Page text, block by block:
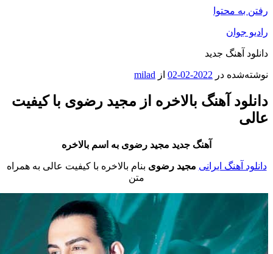
محتوا
آهنگ جدید
در 2022-02-02 ازmilad
آهنگ بالاخره از مجید رضوی با کیفیت
آهنگ جدید مجید رضوی به اسم بالاخره
آهنگ ایرانیمجید رضوی بنام بالاخره با کیفیت عالی به همراه